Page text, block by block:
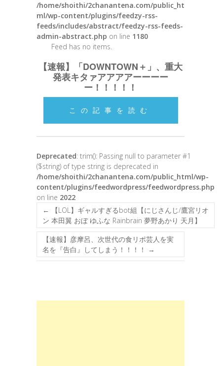
/home/shoithi/2chanantena.com/public_ht
ml/wp-content/plugins/feedzy-rss-
feeds/includes/abstract/feedzy-rss-feeds-
admin-abstract.php on line 1180
Feed has no items.
【速報】「DOWNTOWN＋」、重大
発表キタァアアアアーーーー
ー！！！！！
この記事を読む
Deprecated: trim(): Passing null to parameter #1
($string) of type string is deprecated in
/home/shoithi/2chanantena.com/public_html/wp-
content/plugins/feedwordpress/feedwordpress.php
on line 2022
←
【LOL】ギャルすぎるbot組【にじさんじ/鷹宮リオ
ン 本田翼 おぼ ゆふな Rainbrain 夢野あかり 天月】
【速報】彦摩呂、次世代の食リポ芸人を実
名を『告白』してしまう！！！！
→